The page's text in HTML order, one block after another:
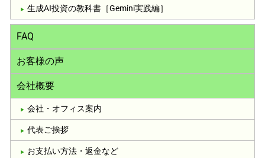
生成AI投資の教科書［Gemini実践編］
FAQ
お客様の声
会社概要
会社・オフィス案内
代表ご挨拶
お支払い方法・返金など